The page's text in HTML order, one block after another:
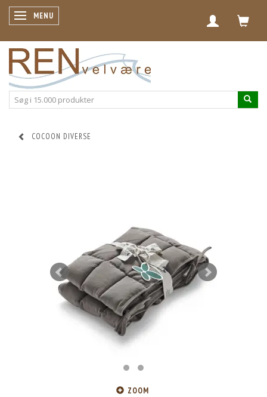
SKIFTE NAVIGATION
MENU
COCOON DIVERSE
ZOOM